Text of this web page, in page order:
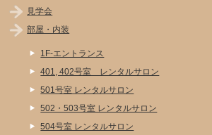
見学会
部屋・内装
1F-エントランス
401, 402号室 レンタルサロン
501号室 レンタルサロン
502・503号室 レンタルサロン
504号室 レンタルサロン